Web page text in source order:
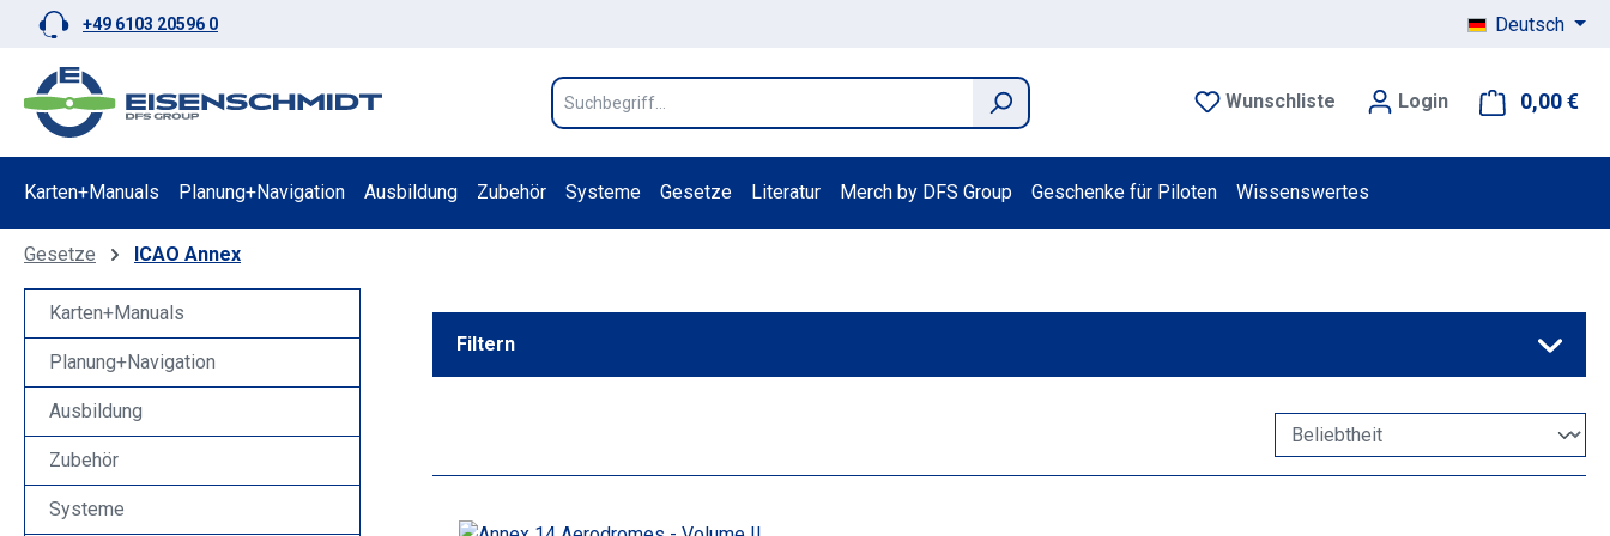
Hauptinhalt springen
Zur Suche springen
Zur Hauptnavigation springen
+49 6103 20596 0 Deutsch
Wunschliste Login 0,00 €
Karten+Manuals Planung+Navigation Ausbildung Zubehör Systeme Gesetze Literatur Merch by DFS Group Geschenke für Piloten Wissenswertes
Gesetze ICAO Annex
Karten+Manuals
Planung+Navigation
Ausbildung
Zubehör
Systeme
Filtern